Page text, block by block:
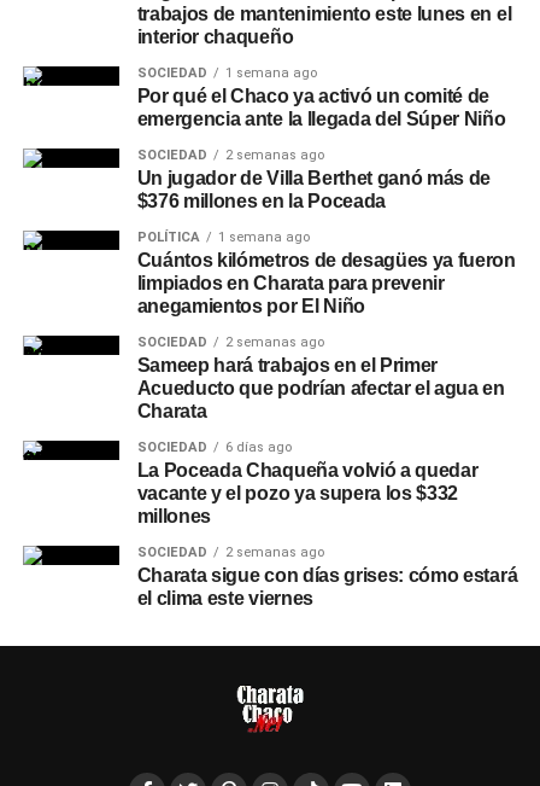
trabajos de mantenimiento este lunes en el
interior chaqueño
SOCIEDAD 1 semana ago
Por qué el Chaco ya activó un comité de
emergencia ante la llegada del Súper Niño
SOCIEDAD 2 semanas ago
Un jugador de Villa Berthet ganó más de
$376 millones en la Poceada
POLÍTICA 1 semana ago
Cuántos kilómetros de desagües ya fueron
limpiados en Charata para prevenir
anegamientos por El Niño
SOCIEDAD 2 semanas ago
Sameep hará trabajos en el Primer
Acueducto que podrían afectar el agua en
Charata
SOCIEDAD 6 días ago
La Poceada Chaqueña volvió a quedar
vacante y el pozo ya supera los $332
millones
SOCIEDAD 2 semanas ago
Charata sigue con días grises: cómo estará
el clima este viernes